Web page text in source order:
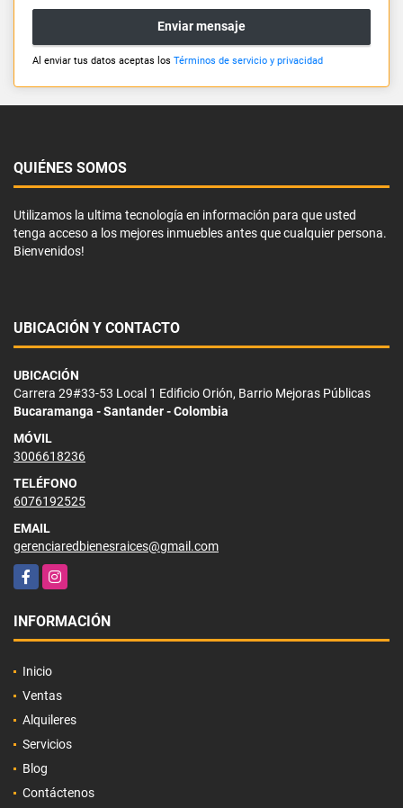
Enviar mensaje
Al enviar tus datos aceptas los Términos de servicio y privacidad
QUIÉNES SOMOS
Utilizamos la ultima tecnología en información para que usted
tenga acceso a los mejores inmuebles antes que cualquier persona.
Bienvenidos!
UBICACIÓN Y CONTACTO
UBICACIÓN
Carrera 29#33-53 Local 1 Edificio Orión, Barrio Mejoras Públicas
Bucaramanga - Santander - Colombia
MÓVIL
3006618236
TELÉFONO
6076192525
EMAIL
gerenciaredbienesraices@gmail.com
FacebookInstagram
INFORMACIÓN
Inicio
Ventas
Alquileres
Servicios
Blog
Contáctenos